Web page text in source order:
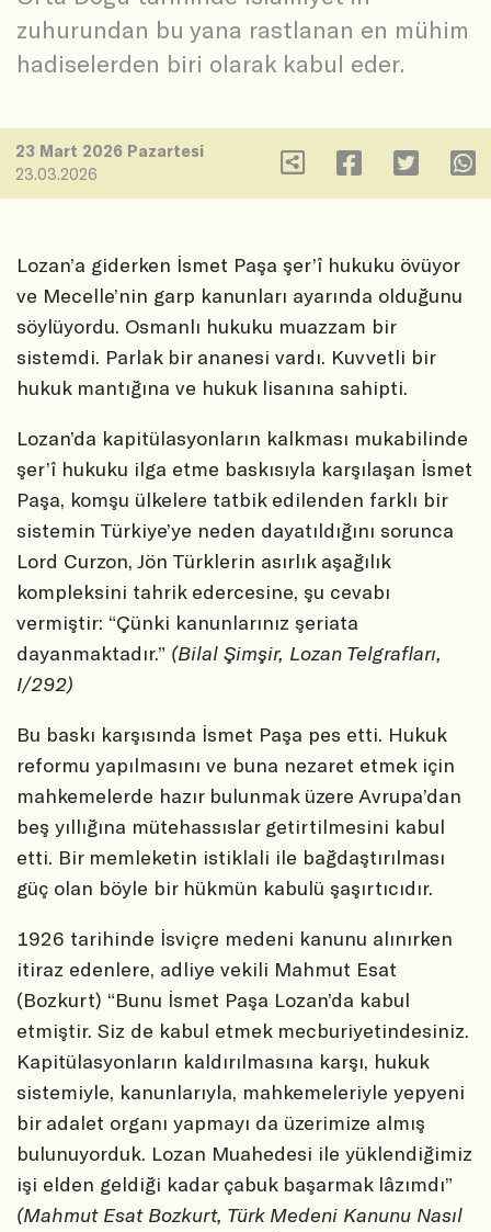
zuhurundan bu yana rastlanan en mühim
hadiselerden biri olarak kabul eder.
23 Mart 2026 Pazartesi
23.03.2026
Lozan’a giderken İsmet Paşa şer’î hukuku övüyor
ve Mecelle’nin garp kanunları ayarında olduğunu
söylüyordu. Osmanlı hukuku muazzam bir
sistemdi. Parlak bir ananesi vardı. Kuvvetli bir
hukuk mantığına ve hukuk lisanına sahipti.
Lozan’da kapitülasyonların kalkması mukabilinde
şer’î hukuku ilga etme baskısıyla karşılaşan İsmet
Paşa, komşu ülkelere tatbik edilenden farklı bir
sistemin Türkiye’ye neden dayatıldığını sorunca
Lord Curzon, Jön Türklerin asırlık aşağılık
kompleksini tahrik edercesine, şu cevabı
vermiştir: “Çünki kanunlarınız şeriata
dayanmaktadır.” (Bilal Şimşir, Lozan Telgrafları,
I/292)
Bu baskı karşısında İsmet Paşa pes etti. Hukuk
reformu yapılmasını ve buna nezaret etmek için
mahkemelerde hazır bulunmak üzere Avrupa’dan
beş yıllığına mütehassıslar getirtilmesini kabul
etti. Bir memleketin istiklali ile bağdaştırılması
güç olan böyle bir hükmün kabulü şaşırtıcıdır.
1926 tarihinde İsviçre medeni kanunu alınırken
itiraz edenlere, adliye vekili Mahmut Esat
(Bozkurt) “Bunu İsmet Paşa Lozan’da kabul
etmiştir. Siz de kabul etmek mecburiyetindesiniz.
Kapitülasyonların kaldırılmasına karşı, hukuk
sistemiyle, kanunlarıyla, mahkemeleriyle yepyeni
bir adalet organı yapmayı da üzerimize almış
bulunuyorduk. Lozan Muahedesi ile yüklendiğimiz
işi elden geldiği kadar çabuk başarmak lâzımdı”
(Mahmut Esat Bozkurt, Türk Medeni Kanunu Nasıl